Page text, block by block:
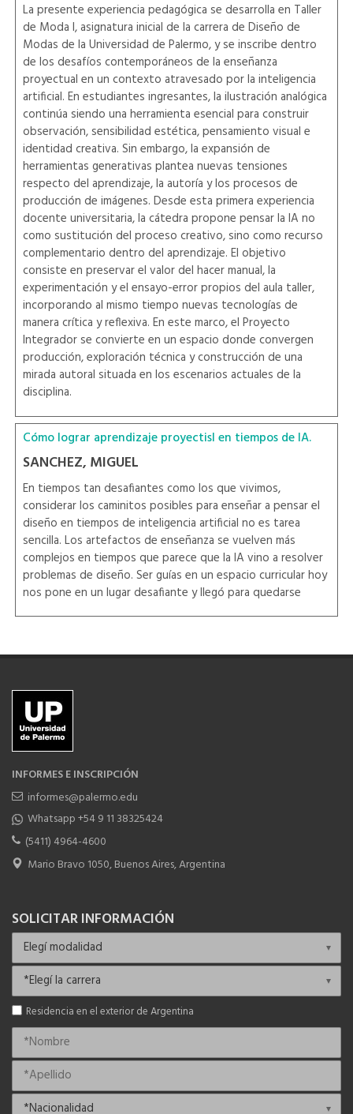
La presente experiencia pedagógica se desarrolla en Taller
de Moda I, asignatura inicial de la carrera de Diseño de
Modas de la Universidad de Palermo, y se inscribe dentro
de los desafíos contemporáneos de la enseñanza
proyectual en un contexto atravesado por la inteligencia
artificial. En estudiantes ingresantes, la ilustración analógica
continúa siendo una herramienta esencial para construir
observación, sensibilidad estética, pensamiento visual e
identidad creativa. Sin embargo, la expansión de
herramientas generativas plantea nuevas tensiones
respecto del aprendizaje, la autoría y los procesos de
producción de imágenes. Desde esta primera experiencia
docente universitaria, la cátedra propone pensar la IA no
como sustitución del proceso creativo, sino como recurso
complementario dentro del aprendizaje. El objetivo
consiste en preservar el valor del hacer manual, la
experimentación y el ensayo-error propios del aula taller,
incorporando al mismo tiempo nuevas tecnologías de
manera crítica y reflexiva. En este marco, el Proyecto
Integrador se convierte en un espacio donde convergen
producción, exploración técnica y construcción de una
mirada autoral situada en los escenarios actuales de la
disciplina.
Cómo lograr aprendizaje proyectisl en tiempos de IA.
SANCHEZ, MIGUEL
En tiempos tan desafiantes como los que vivimos,
considerar los caminitos posibles para enseñar a pensar el
diseño en tiempos de inteligencia artificial no es tarea
sencilla. Los artefactos de enseñanza se vuelven más
complejos en tiempos que parece que la IA vino a resolver
problemas de diseño. Ser guías en un espacio curricular hoy
nos pone en un lugar desafiante y llegó para quedarse
INFORMES E INSCRIPCIÓN
informes@palermo.edu
Whatsapp +54 9 11 38325424
(5411) 4964-4600
Mario Bravo 1050, Buenos Aires, Argentina
SOLICITAR INFORMACIÓN
Residencia en el exterior de Argentina